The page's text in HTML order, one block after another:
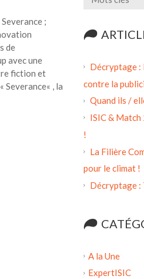
;
de
avec une
fiction et
Severance« , la
Décryptage :
contre la
Quand ils /
ISIC & Match
!
La Filière
pour le climat !
Décryptage :
A la Une
ExpertISIC